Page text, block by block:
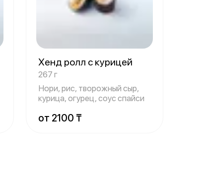
Хенд ролл с курицей
267 г
Нори, рис, творожный сыр,
курица, огурец, соус спайси
от 2100 ₸